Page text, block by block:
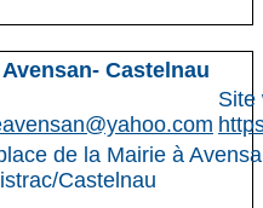
Castelnau
Site
de la Mairie à
Castelnau